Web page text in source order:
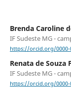
Brenda Caroline
IF Sudeste MG -
https://orcid.org/0000-
Renata de Souza
IF Sudeste MG -
https://orcid.org/0000-